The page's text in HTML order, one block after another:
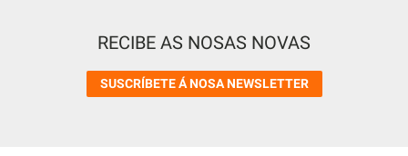
RECIBE AS NOSAS NOVAS
SUSCRÍBETE Á NOSA NEWSLETTER